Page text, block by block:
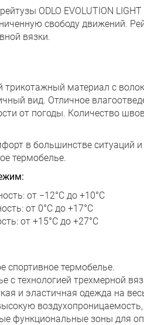
ODLO EVOLUTION
свободу движений.
вязки.
трикотажный материал с
вид. Отличное
от погоды. Количество
в большинстве ситуаций
термобелье.
от −12°C до +10°C
от 0°C до +17°C
от +15°C до +27°C
спортивное термобелье.
с технологией трехмерной
и эластичная одежда на
функциональные зоны для